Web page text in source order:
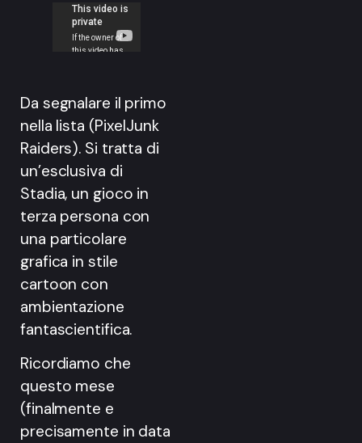
Da segnalare il primo
nella lista (PixelJunk
Raiders). Si tratta di
un’esclusiva di
Stadia, un gioco in
terza persona con
una particolare
grafica in stile
cartoon con
ambientazione
fantascientifica.
Ricordiamo che
questo mese
(finalmente e
precisamente in data